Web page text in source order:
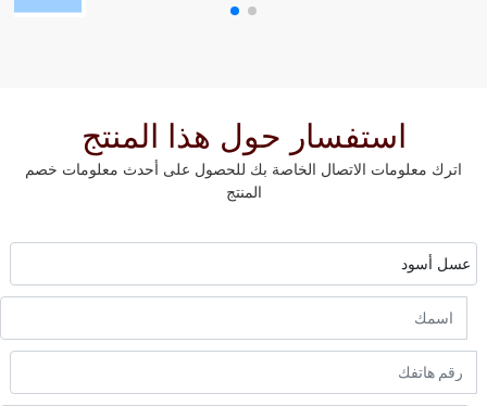
استفسار حول هذا المنتج
اترك معلومات الاتصال الخاصة بك للحصول على أحدث معلومات خصم
المنتج
عسل أسود